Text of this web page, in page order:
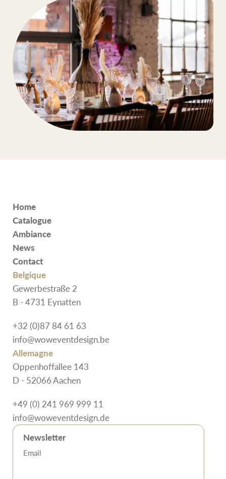
Home
Catalogue
Ambiance
News
Contact
Belgique
Gewerbestraße 2
B - 4731 Eynatten
+32 (0)87 84 61 63
info@woweventdesign.be
Allemagne
Oppenhoffallee 143
D - 52066 Aachen
+49 (0) 241 969 999 11
info@woweventdesign.de
Newsletter
Email